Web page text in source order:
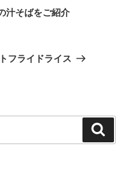
汁そばをご紹介
フライドライス